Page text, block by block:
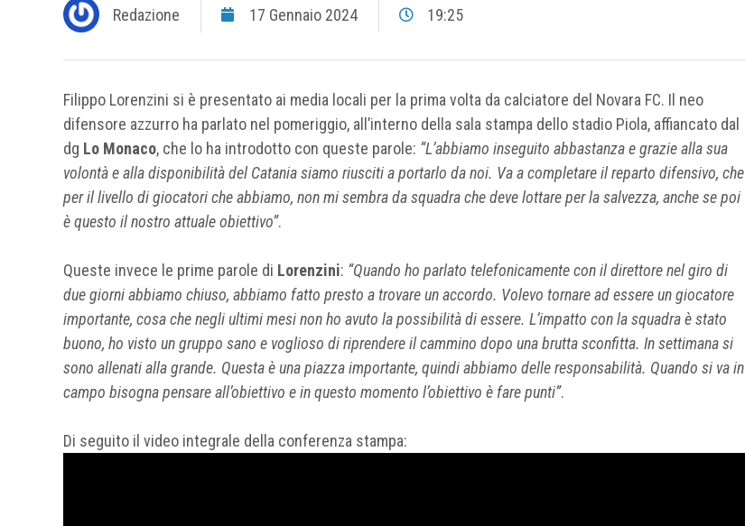
Redazione 17 Gennaio 2024 19:25
Filippo Lorenzini si è presentato ai media locali per la prima volta da calciatore del Novara FC. Il neo
difensore azzurro ha parlato nel pomeriggio, all’interno della sala stampa dello stadio Piola, affiancato dal
dg Lo Monaco, che lo ha introdotto con queste parole: “L’abbiamo inseguito abbastanza e grazie alla sua
volontà e alla disponibilità del Catania siamo riusciti a portarlo da noi. Va a completare il reparto difensivo, che
per il livello di giocatori che abbiamo, non mi sembra da squadra che deve lottare per la salvezza, anche se poi
è questo il nostro attuale obiettivo”.
Queste invece le prime parole di Lorenzini: “Quando ho parlato telefonicamente con il direttore nel giro di
due giorni abbiamo chiuso, abbiamo fatto presto a trovare un accordo. Volevo tornare ad essere un giocatore
importante, cosa che negli ultimi mesi non ho avuto la possibilità di essere. L’impatto con la squadra è stato
buono, ho visto un gruppo sano e voglioso di riprendere il cammino dopo una brutta sconfitta. In settimana si
sono allenati alla grande. Questa è una piazza importante, quindi abbiamo delle responsabilità. Quando si va in
campo bisogna pensare all’obiettivo e in questo momento l’obiettivo è fare punti”.
Di seguito il video integrale della conferenza stampa: